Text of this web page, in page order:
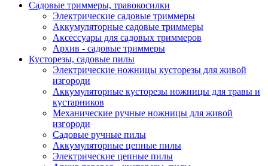
Садовые триммеры, травокосилки
Электрические садовые триммеры
Аккумуляторные садовые триммеры
Аксессуары для садовых триммеров
Архив - садовые триммеры
Кусторезы, садовые пилы
Электрические ножницы кусторезы для живой
изгороди
Аккумуляторные кусторезы ножницы для травы и
кустарников
Механические ручные ножницы для живой
изгороди
Садовые ручные пилы
Аккумуляторные цепные пилы
Электрические цепные пилы